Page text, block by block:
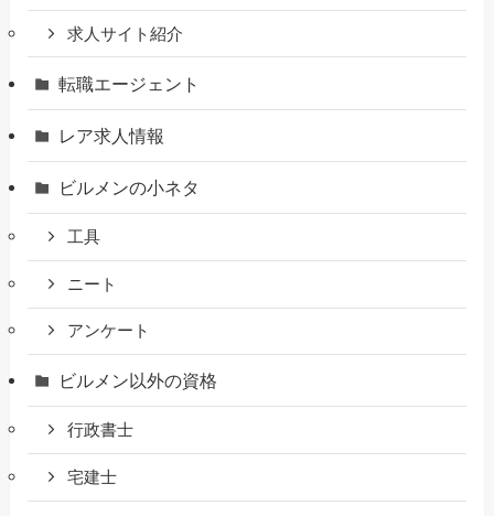
求人サイト紹介
転職エージェント
レア求人情報
ビルメンの小ネタ
工具
ニート
アンケート
ビルメン以外の資格
行政書士
宅建士